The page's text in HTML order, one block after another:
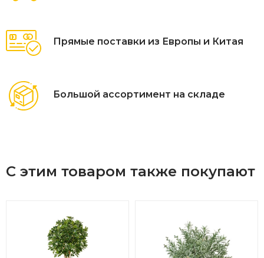
Прямые поставки из Европы и Китая
Большой ассортимент на складе
С этим товаром также покупают